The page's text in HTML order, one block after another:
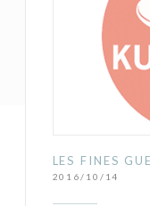
LES FINES
2016/10/14